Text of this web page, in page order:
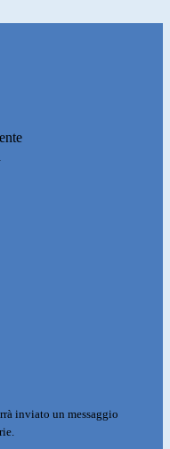
inviato un messaggio